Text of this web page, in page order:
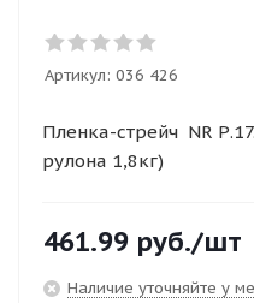
Артикул: 036 426
Пленка-стрейч NR
рулона 1,8кг)
461.99 руб./шт
Наличие уточняйте у